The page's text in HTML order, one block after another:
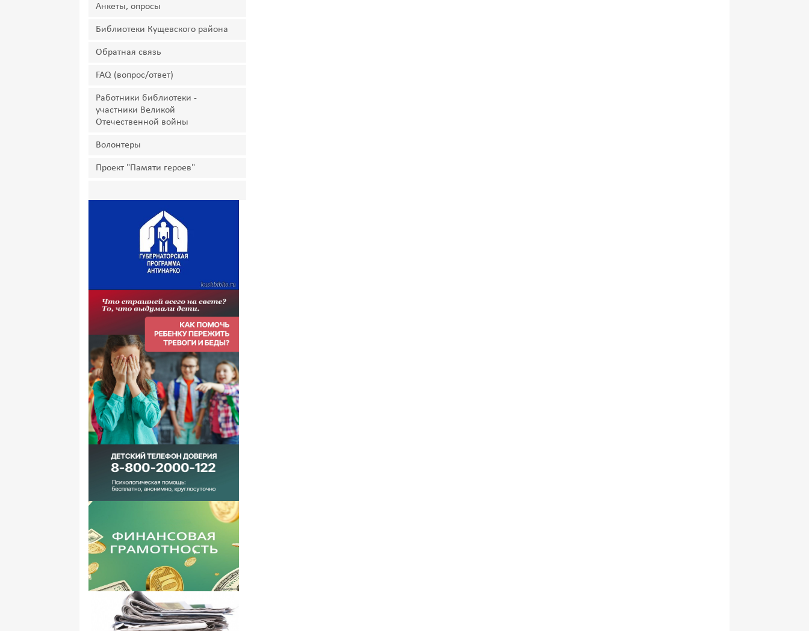
Анкеты, опросы
Библиотеки Кущевского района
Обратная связь
FAQ (вопрос/ответ)
Работники библиотеки -
участники Великой
Отечественной войны
Волонтеры
Проект "Памяти героев"